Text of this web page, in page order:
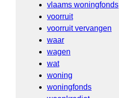
vlaams woningfonds
voorruit
voorruit vervangen
waar
wagen
wat
woning
woningfonds